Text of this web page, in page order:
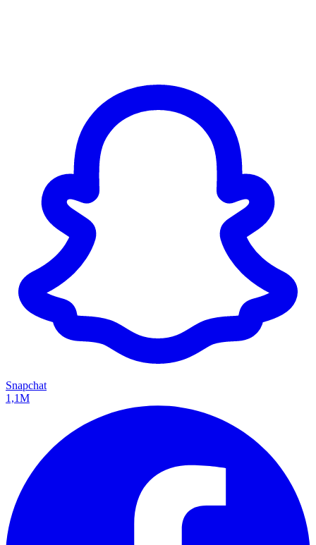
Snapchat
1,1M